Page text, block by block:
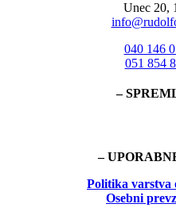
Unec 20,
040 146
051 854
–
–
Politika varstva
Osebni